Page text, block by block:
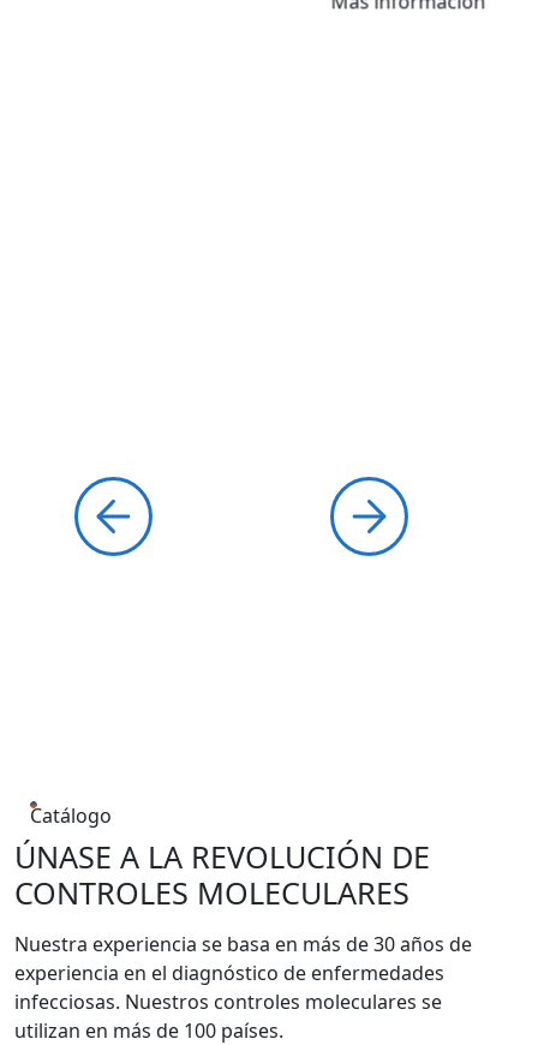
Catálogo
ÚNASE A LA REVOLUCIÓN DE
CONTROLES MOLECULARES
Nuestra experiencia se basa en más de 30 años de
experiencia en el diagnóstico de enfermedades
infecciosas. Nuestros controles moleculares se
utilizan en más de 100 países.